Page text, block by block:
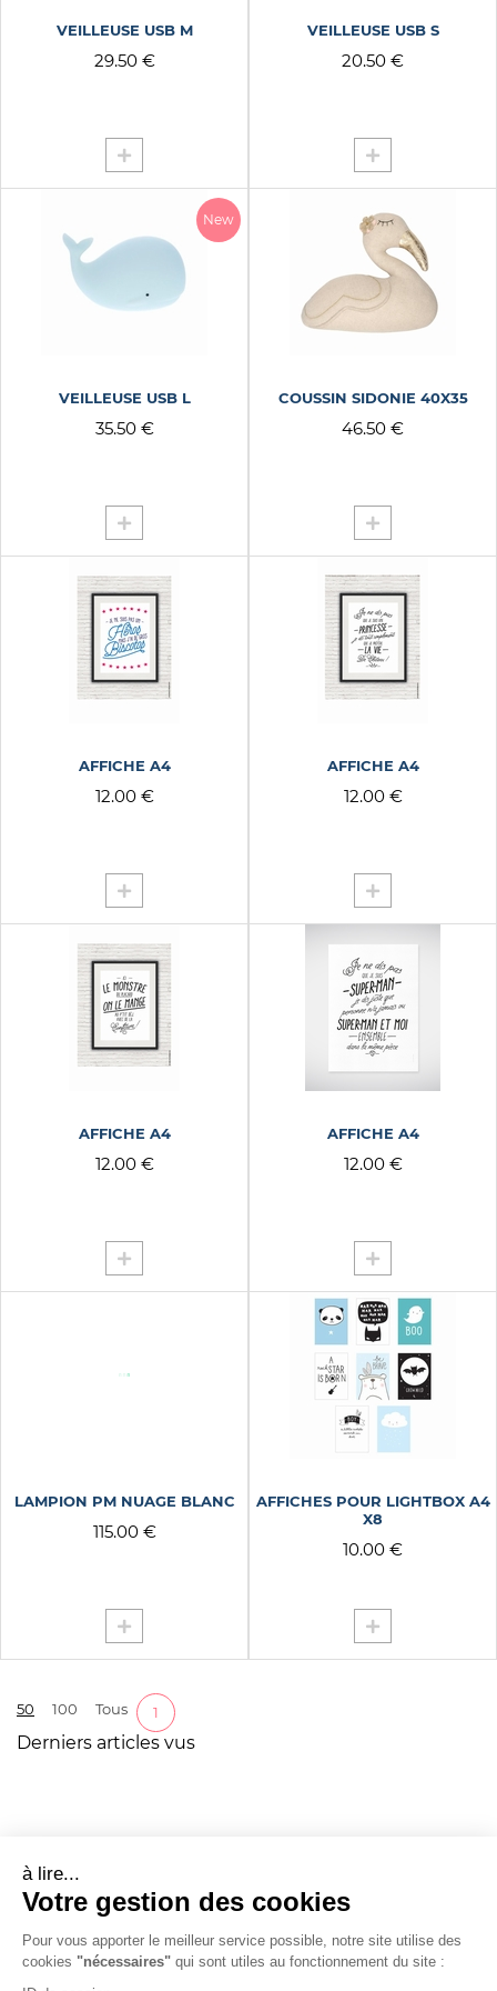
VEILLEUSE USB M
29.50 €
VEILLEUSE USB S
20.50 €
New
VEILLEUSE USB L
35.50 €
COUSSIN SIDONIE 40X35
46.50 €
AFFICHE A4
12.00 €
AFFICHE A4
12.00 €
AFFICHE A4
12.00 €
AFFICHE A4
12.00 €
LAMPION PM NUAGE BLANC
115.00 €
AFFICHES POUR LIGHTBOX A4
X8
10.00 €
50 100 Tous 1
Derniers articles vus
à lire...
Votre gestion des cookies
Pour vous apporter le meilleur service possible, notre site utilise des
cookies "nécessaires" qui sont utiles au fonctionnement du site :